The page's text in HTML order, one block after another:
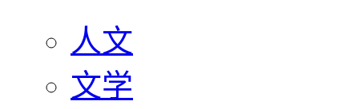
人文
文学